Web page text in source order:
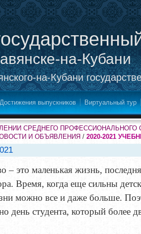
на-Кубани
на-Кубани
Достижения выпускников Виртуальный тур
СРЕДНЕГО ПРОФЕССИОНАЛЬНОГО
И ОБЪЯВЛЕНИЯ / 2020-2021
– это маленькая жизнь,
Время, когда еще сильны
можно все и даже больше.
день студента, который более